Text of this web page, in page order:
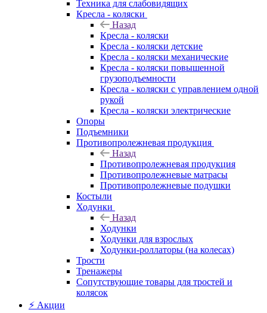
Техника для слабовидящих
Кресла - коляски
Назад
Кресла - коляски
Кресла - коляски детские
Кресла - коляски механические
Кресла - коляски повышенной
грузоподъемности
Кресла - коляски с управлением одной
рукой
Кресла - коляски электрические
Опоры
Подъемники
Противопролежневая продукция
Назад
Противопролежневая продукция
Противопролежневые матрасы
Противопролежневые подушки
Костыли
Ходунки
Назад
Ходунки
Ходунки для взрослых
Ходунки-роллаторы (на колесах)
Трости
Тренажеры
Сопутствующие товары для тростей и
колясок
⚡ Акции